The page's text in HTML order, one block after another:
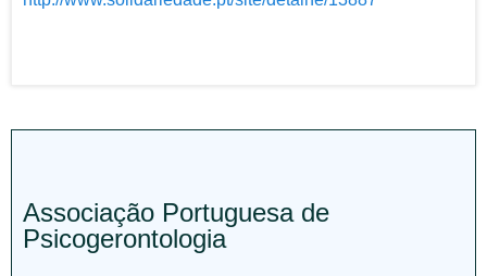
Associação Portuguesa de
Psicogerontologia